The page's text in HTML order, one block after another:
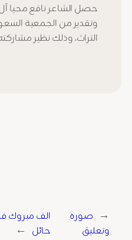
حصل الشاعر نافع
وتقدير من الجمعية
التراث، وذلك نظير
← صوره
وتعليق
الف مبروك
حائل →